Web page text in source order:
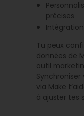
précises
Tu peux
données de
outil
Synchroniser
via Make
à ajuster tes